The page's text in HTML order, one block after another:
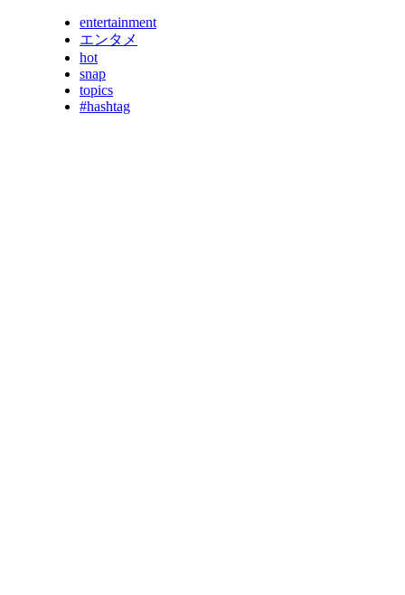
entertainment
エンタメ
hot
snap
topics
#hashtag